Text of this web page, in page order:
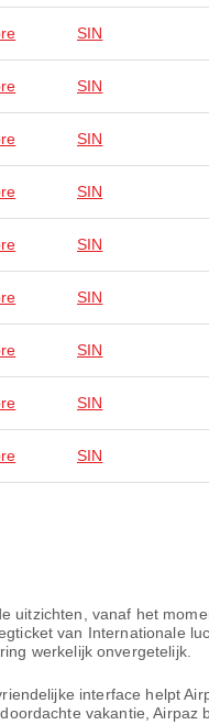
SIN
SIN
SIN
SIN
SIN
SIN
SIN
SIN
SIN
uitzichten, vanaf het
van Internationale
werkelijk onvergetelijk.
interface helpt
vakantie, Airpaz